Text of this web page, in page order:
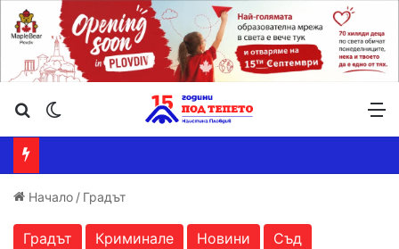
Търсене ...
Начало / Градът
Градът Криминале Новини
Съд